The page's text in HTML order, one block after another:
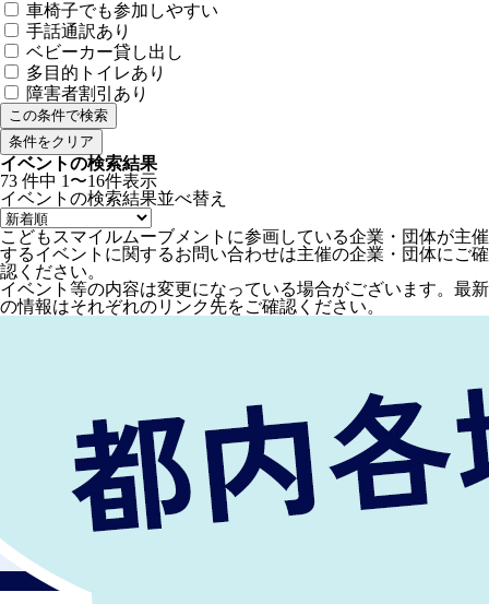
車椅子でも参加しやすい
手話通訳あり
ベビーカー貸し出し
多目的トイレあり
障害者割引あり
条件をクリア
イベントの検索結果
73 件中 1〜16件表示
イベントの検索結果並べ替え
こどもスマイルムーブメントに参画している企業・団体が主催
するイベントに関するお問い合わせは主催の企業・団体にご確
認ください。
イベント等の内容は変更になっている場合がございます。最新
の情報はそれぞれのリンク先をご確認ください。